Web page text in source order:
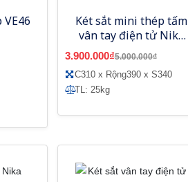
Két sắt mini thép tấm
vân tay điện tử Nika
KDF310
3.900.000₫5.000.000₫
C310 x Rộng390 x S340
TL: 25kg